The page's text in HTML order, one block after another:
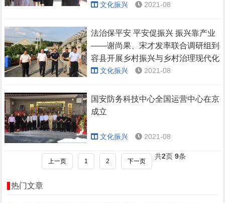
文化振兴 2021-08
法治保平安 平安促振兴 振兴靠产业
——谢尚果、宋才发率联合调研组到
容县开展乡村振兴与乡村治理现代化
调研文化振兴 2021-08
国安防务科技中心全国运营中心在京
成立
文化振兴 2021-08
上一页 1 2 下一页
共2页 9条
热门文章